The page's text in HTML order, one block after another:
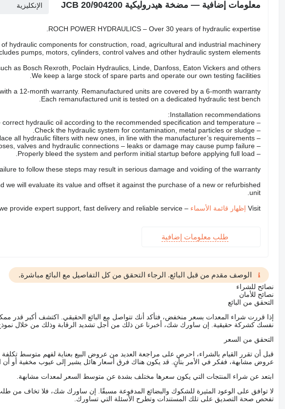
معلومات إضافية — مضخة هيدروليكية JCB 20/904200 الإنكليزية
ROCH POWER HYDRAULICS – Over 30 years of hydraulic expertise.
hydraulic components for construction, road, agricultural and industrial machinery.
pumps, motors, cylinders, control valves and other hydraulic system elements.
as Bosch Rexroth, Poclain Hydraulics, Linde, Danfoss, Eaton Vickers and others.
We keep a large stock of spare parts and operate our own testing facilities.
a 12-month warranty. Remanufactured units are covered by a 6-month warranty.
Each remanufactured unit is tested on a dedicated hydraulic test bench.
Installation recommendations:
– Fill the pump with the correct hydraulic oil according to the recommended specification and temperature.
– Check the hydraulic system for contamination, metal particles or sludge.
– Replace all hydraulic filters with new ones, in line with the manufacturer’s requirements.
– Inspect hoses, valves and hydraulic connections – leaks or damage may cause pump failure.
– Properly bleed the system and perform initial startup before applying full load.
to follow these steps may result in serious damage and voiding of the warranty.
we will evaluate its value and offset it against the purchase of a new or refurbished
unit.
Visit إظهار قائمة الأسماء – we provide expert support, fast delivery and reliable service
طلب معلومات إضافية
الوصف مقدم من قبل البائع. الرجاء التحقق من كل التفاصيل مع البائع مباشرة.
نصائح للشراء
نصائح للأمان
التحقق من البائع
إذا قررت شراء المعدات بسعر منخفض، فتأكد أنك تتواصل مع البائع الحقيقي. اكتشف أكبر
نفسك كشركة حقيقية. إن ساورك شك، أخبرنا عن ذلك من أجل تشديد الرقابة وذلك من خلال نموذج
التحقق من السعر
قبل أن تقرر القيام بالشراء، احرص على مراجعة العديد من عروض البيع بعناية لفهم متوسط
عروض مشابهة، ففكر في الأمر بتأنٍ. قد يكون هناك فرق أسعار هائل يشير إلى عيوب مخفية أو أن
ابتعد عن شراء المنتجات التي يكون سعرها مختلف بشدة عن متوسط السعر لمعدات مشابهة.
لا توافق على الوعود المثيرة للشكوك والبضائع المدفوعة مسبقًا. إن ساورك شك، فلا تخاف من
تفحص صحة التصديق على تلك المستندات وتطرح الأسئلة التي تساورك.